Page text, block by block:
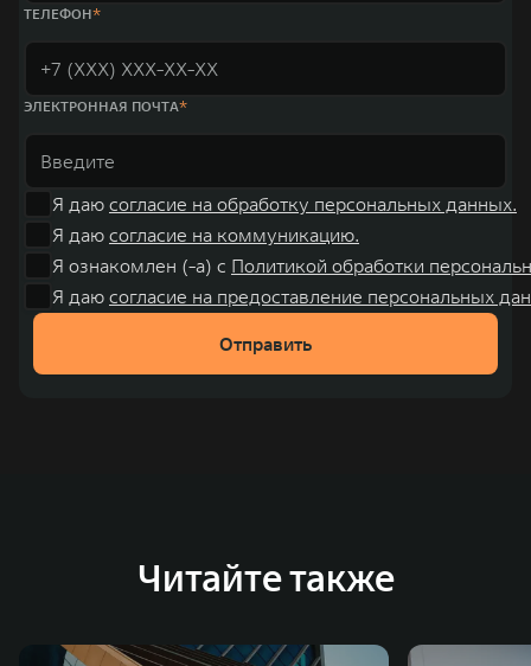
отметку в 1 млн автомобилей в год. По итогам 2021 года общая выручка
юаней (1,6 трлн рублей). С 1998 года Great Wall Motor занимает первое
место по объёмам продаж пикапов в Китае. На сегодняшний день
концерн GWM создал мировую систему исследований и разработок,
включая центры в России, Китае, Японии, США, Германии, Индии,
«14+5», которая включает 10 внутренних производственных
комплексов и 4 зарубежных – в России, Таиланде, Бразилии и Индии, а
ТЕЛЕФОН
ЭЛЕКТРОННАЯ ПОЧТА
Я даю согласие на обработку персональных данных.
Я даю согласие на коммуникацию.
Я ознакомлен (-а) с Политикой обработки
Я даю согласие на предоставление персональных
Отправить
Читайте также